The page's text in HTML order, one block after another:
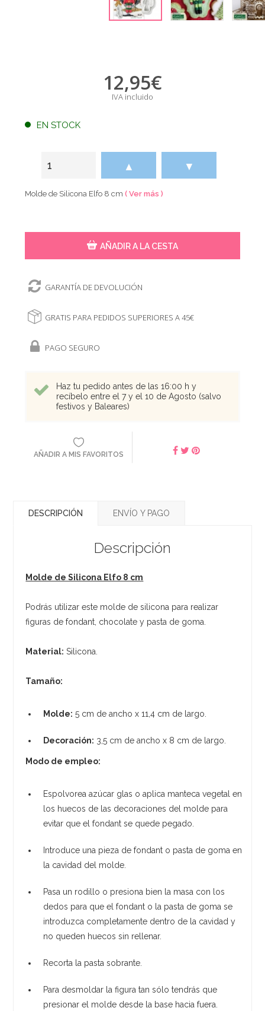
12,95€
IVA incluido
EN STOCK
▲ ▼
Molde de Silicona Elfo 8 cm( Ver más )
AÑADIR A LA CESTA
GARANTÍA DE DEVOLUCIÓN
GRATIS PARA PEDIDOS SUPERIORES A 45€
PAGO SEGURO
Haz tu pedido antes de las 16:00 h y
recíbelo entre el 7 y el 10 de Agosto (salvo
festivos y Baleares)
AÑADIR A MIS FAVORITOS
DESCRIPCIÓN ENVÍO Y PAGO
Descripción
Molde de Silicona Elfo 8 cm
Podrás utilizar este molde de silicona para realizar
figuras de fondant, chocolate y pasta de goma.
Material: Silicona.
Tamaño:
Molde: 5 cm de ancho x 11,4 cm de largo.
Decoración: 3,5 cm de ancho x 8 cm de largo.
Modo de empleo:
Espolvorea azúcar glas o aplica manteca vegetal en
los huecos de las decoraciones del molde para
evitar que el fondant se quede pegado.
Introduce una pieza de fondant o pasta de goma en
la cavidad del molde.
Pasa un rodillo o presiona bien la masa con los
dedos para que el fondant o la pasta de goma se
introduzca completamente dentro de la cavidad y
no queden huecos sin rellenar.
Recorta la pasta sobrante.
Para desmoldar la figura tan sólo tendrás que
presionar el molde desde la base hacia fuera.